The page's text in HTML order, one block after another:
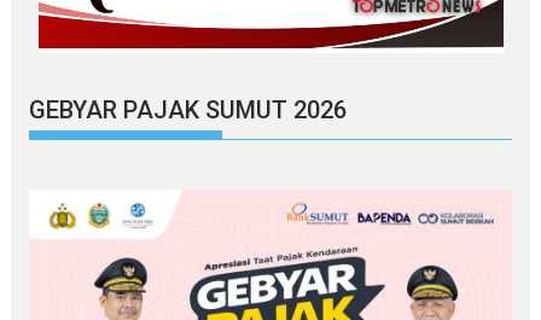
GEBYAR PAJAK SUMUT 2026